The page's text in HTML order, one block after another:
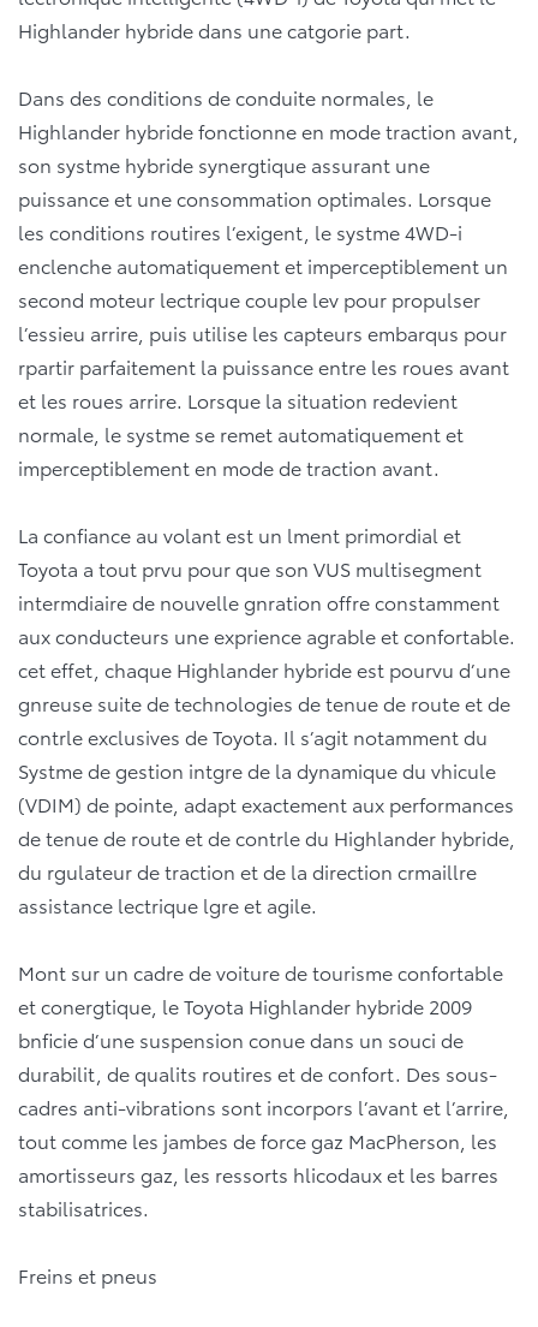
Highlander hybride dans une catgorie part.
Dans des conditions de conduite normales, le
Highlander hybride fonctionne en mode traction avant,
son systme hybride synergtique assurant une
puissance et une consommation optimales. Lorsque
les conditions routires l’exigent, le systme 4WD-i
enclenche automatiquement et imperceptiblement un
second moteur lectrique couple lev pour propulser
l’essieu arrire, puis utilise les capteurs embarqus pour
rpartir parfaitement la puissance entre les roues avant
et les roues arrire. Lorsque la situation redevient
normale, le systme se remet automatiquement et
imperceptiblement en mode de traction avant.
La confiance au volant est un lment primordial et
Toyota a tout prvu pour que son VUS multisegment
intermdiaire de nouvelle gnration offre constamment
aux conducteurs une exprience agrable et confortable.
cet effet, chaque Highlander hybride est pourvu d’une
gnreuse suite de technologies de tenue de route et de
contrle exclusives de Toyota. Il s’agit notamment du
Systme de gestion intgre de la dynamique du vhicule
(VDIM) de pointe, adapt exactement aux performances
de tenue de route et de contrle du Highlander hybride,
du rgulateur de traction et de la direction crmaillre
assistance lectrique lgre et agile.
Mont sur un cadre de voiture de tourisme confortable
et conergtique, le Toyota Highlander hybride 2009
bnficie d’une suspension conue dans un souci de
durabilit, de qualits routires et de confort. Des sous-
cadres anti-vibrations sont incorpors l’avant et l’arrire,
tout comme les jambes de force gaz MacPherson, les
amortisseurs gaz, les ressorts hlicodaux et les barres
stabilisatrices.
Freins et pneus